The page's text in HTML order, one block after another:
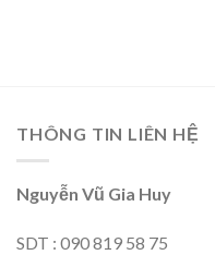
THÔNG TIN LIÊN HỆ
Nguyễn Vũ Gia Huy
SDT : 090 819 58 75